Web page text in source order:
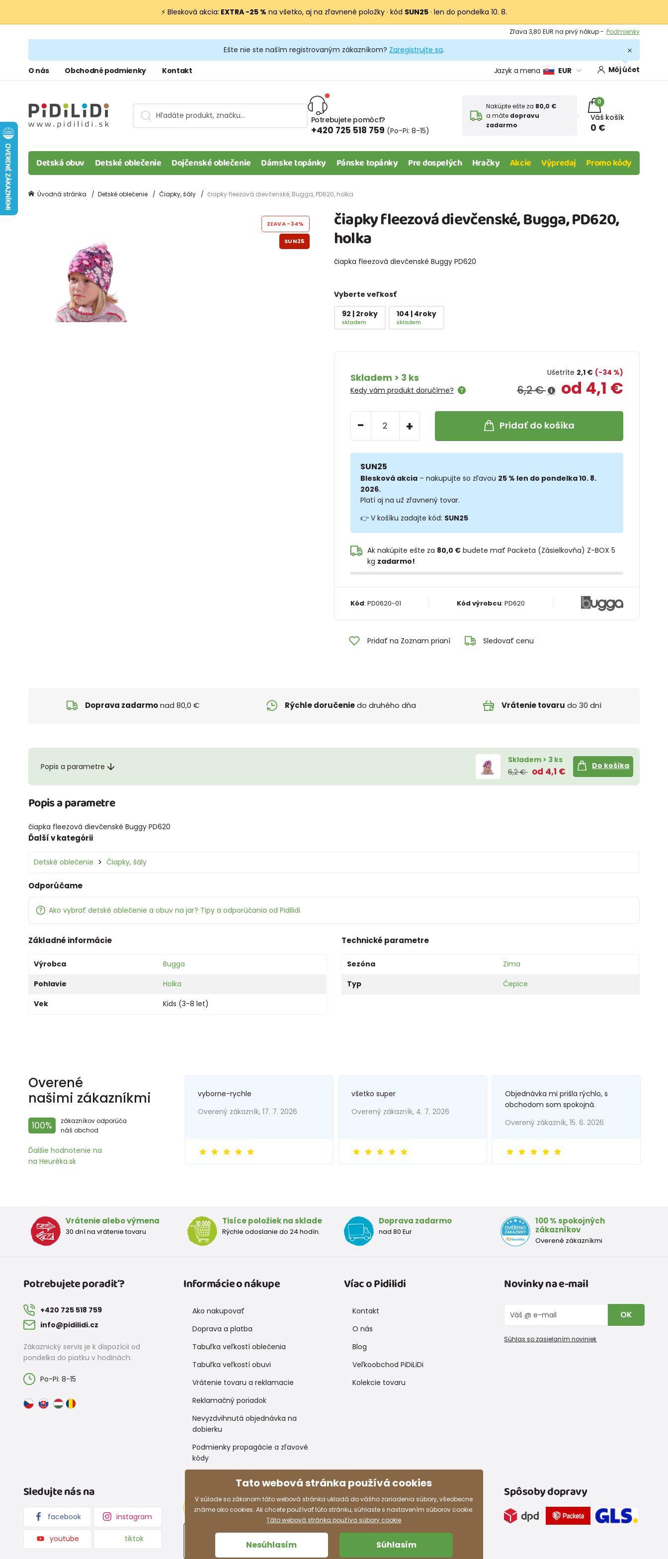
⚡ Blesková akcia: EXTRA −25 % na všetko, aj na zľavnené položky · kód SUN25 · len do pondelka 10. 8.
Výmena a vrátenie tovaru - Zobraziť
Podmienky
Ešte nie ste naším registrovaným zákazníkom? Zaregistrujte sa.
O nás Obchodné podmienky Kontakt Jazyk a mena EUR Môj účet
Potrebujete pomôcť?
+420 725 518 759 (Po-Pi: 8-15)
Nakúpte ešte za 80,0 €
a máte dopravu
zadarmo
0
Váš košík
0 €
Detská obuv Detské oblečenie Dojčenské oblečenie Dámske topánky Pánske topánky Pre dospelých Hračky Akcie Výpredaj Promo kódy
Úvodná stránka Detské oblečenie Čiapky, šály čiapky fleezová dievčenské, Bugga, PD620, holka
čiapky fleezová dievčenské, Bugga, PD620,
holka
čiapka fleezová dievčenské Buggy PD620
Vyberte veľkosť
92 | 2roky
skladem
104 | 4roky
skladem
Skladem > 3 ks
Kedy vám produkt doručíme?
Ušetríte 2,1 € (-34 %)
6,2 € od 4,1 €
- + Pridať do košíka
SUN25
Blesková akcia– nakupujte so zľavou 25 % len do pondelka 10. 8.
2026.
Platí aj na už zľavnený tovar.
👉 V košíku zadajte kód: SUN25
Ak nakúpite ešte za 80,0 €budete mať Packeta (Zásielkovňa) Z-BOX 5
kg zadarmo!
Kód: PD0620-01 Kód výrobcu:PD620
Pridať na Zoznam prianí Sledovať cenu
ZĽAVA-34%
SUN25
Doprava zadarmonad 80,0 € Rýchle doručeniedo druhého dňa Vrátenie tovaru do 30 dní
Popis a parametre
Skladem > 3 ks
6,2 € od 4,1 €
Do košíka
Popis a parametre
čiapka fleezová dievčenské Buggy PD620
Ďalší v kategórii
Detské oblečenie Čiapky, šály
Odporúčame
Ako vybrať detské oblečenie a obuv na jar? Tipy a odporúčania od Pidilidi
Základné informácie
Výrobca
Bugga
Pohlavie
Holka
Vek
Kids (3-8 let)
Technické parametre
Sezóna
Zima
Typ
Čepice
Overené
našimi zákazníkmi
100%
zákazníkov odporúča
náš obchod
Ďalšie hodnotenie na
na Heuréka.sk
vyborne-rychle
Overený zákazník, 17. 7. 2026
všetko super
Overený zákazník, 4. 7. 2026
Objednávka mi prišla rýchlo, s
obchodom som spokojná.
Overený zákazník, 15. 6. 2026
Vrátenie alebo výmena
30 dní na vrátenie tovaru
Tisíce položiek na sklade
Rýchle odoslanie do 24 hodín.
Doprava zadarmo
nad 80 Eur
100 % spokojných
zákazníkov
Overené zákazníkmi
Potrebujete poradiť?
+420 725 518 759
info@pidilidi.cz
Zákaznický servis je k dispozícii od
pondelka do piatku v hodinách:
Po-Pi: 8-15
Informácie o nákupe
Ako nakupovať
Doprava a platba
Tabuľka veľkostí oblečenia
Tabuľka veľkostí obuvi
Vrátenie tovaru a reklamacie
Reklamačný poriadok
Nevyzdvihnutá objednávka na
dobierku
Podmienky propagácie a zľavové
kódy
Víac o Pidilidi
Kontakt
O nás
Blog
Veľkoobchod PiDiLiDi
Kolekcie tovaru
Novinky na e-mail
OK
Súhlas so zasielaním noviniek
Sledujte nás na
facebook instagram
youtube tiktok
Spôsoby platby Spôsoby dopravy
Tato webová stránka používá cookies
V súlade so zákonom táto webová stránka ukladá do vášho zariadenia súbory, všeobecne
známe ako cookies. Ak chcete používať túto stránku, súhlaste s nastavením súborov cookie.
Táto webová stránka používa súbory cookie
Nesúhlasím Súhlasím